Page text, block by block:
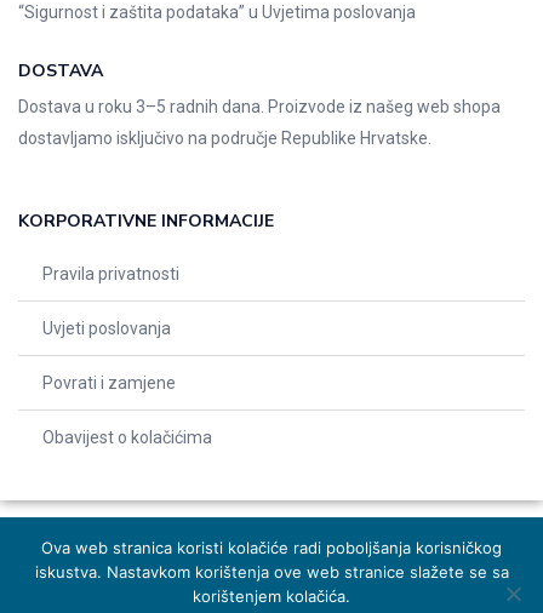
“Sigurnost i zaštita podataka” u Uvjetima poslovanja
DOSTAVA
Dostava u roku 3–5 radnih dana. Proizvode iz našeg web shopa
dostavljamo isključivo na područje Republike Hrvatske.
KORPORATIVNE INFORMACIJE
Pravila privatnosti
Uvjeti poslovanja
Povrati i zamjene
Obavijest o kolačićima
© 2026 Indentals. Sva prava pridržana – Design by Michel studio
Ova web stranica koristi kolačiće radi poboljšanja korisničkog
iskustva. Nastavkom korištenja ove web stranice slažete se sa
korištenjem kolačića.